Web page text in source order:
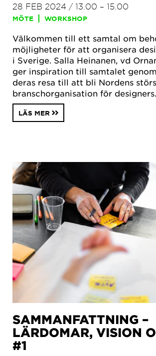
28 FEB 2024 / 13.00 – 15.00
MÖTE WORKSHOP
Välkommen till ett samtal om
möjligheter för att organisera
i Sverige. Salla Heinanen, vd
ger inspiration till samtalet
deras resa till att bli Nordens
branschorganisation för designers.
LÄS MER
SAMMANFATTNING –
LÄRDOMAR, VISION
#1